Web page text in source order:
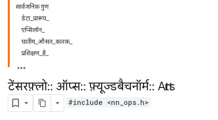
सार्वजनिक गुण
डेटा_प्रारूप_
एप्सिलॉन_
घातीय_औसत_कारक_
प्रशिक्षण_है_
टेंसरफ़्लो:: ऑप्स:: फ़्यूज्डबैचनॉर्म:: Attrs
#include <nn_ops.h>